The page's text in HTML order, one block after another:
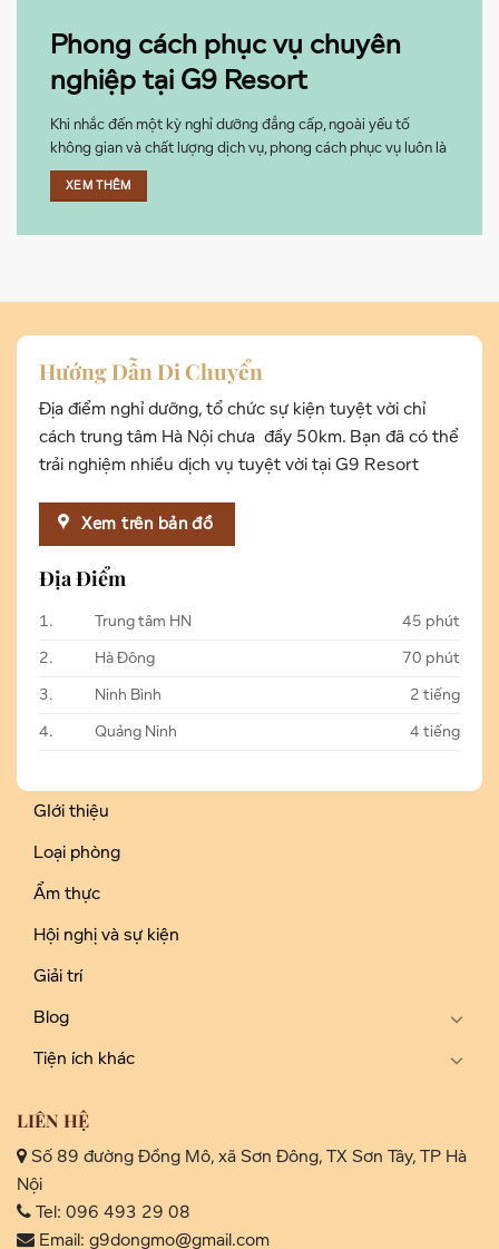
Phong cách phục vụ chuyên
nghiệp tại G9 Resort
Khi nhắc đến một kỳ nghỉ dưỡng đẳng cấp, ngoài yếu tố
không gian và chất lượng dịch vụ, phong cách phục vụ luôn là
một trong những yếu tố quan trọng nhất góp phần tạo nên
trải nghiệm tuyệt vời cho khách hàng. Tại G9 Resort, phong
XEM THÊM
Hướng Dẫn Di Chuyển
Địa điểm nghỉ dưỡng, tổ chức sự kiện tuyệt vời chỉ
cách trung tâm Hà Nội chưa đầy 50km. Bạn đã có thể
trải nghiệm nhiều dịch vụ tuyệt vời tại G9 Resort
Xem trên bản đồ
Địa Điểm
1. Trung tâm HN
45 phút
2.
Hà Đông
70 phút
3.
Ninh Bình
2 tiếng
4.
Quảng Ninh 4 tiếng
GIới thiệu
Loại phòng
Ẩm thực
Hội nghị và sự kiện
Giải trí
Blog
Tiện ích khác
LIÊN HỆ
Số 89 đường Đồng Mô, xã Sơn Đông, TX Sơn Tây, TP Hà
Nội
Tel: 096 493 29 08
Email: g9dongmo@gmail.com